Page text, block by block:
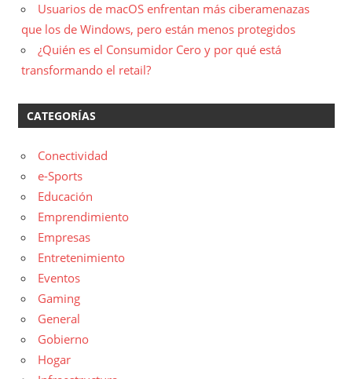
Usuarios de macOS enfrentan más ciberamenazas
que los de Windows, pero están menos protegidos
¿Quién es el Consumidor Cero y por qué está
transformando el retail?
CATEGORÍAS
Conectividad
e-Sports
Educación
Emprendimiento
Empresas
Entretenimiento
Eventos
Gaming
General
Gobierno
Hogar